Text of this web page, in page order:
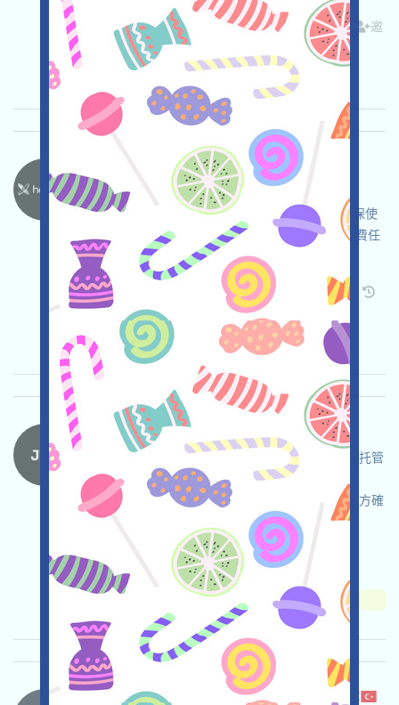
关联:需申请 Twitter ETH/ERC/EVM Mail
邀
收录时间: 2026/05/15
重要程度:
★★★3.0 查阅详情
Heyaura-Pts 语言：
Heyaura正在進行積分活動，這是一個
Web3AIAssistant項目，請自行儘調，自負並確保使
用安全，打开活动页面，链接钱包，完成各项免費任
务，邀请获得更多！
关联: Twitter ETH/ERC/EVM
邀请
收录时间: 2026/05/15
重要程度: ★★☆ 2.9 查阅详情
JTX-Waitlist 语言：
JTX正在進行Waitlist活動，這是一個Solana的自托管
交易平臺，自行儘調，確保並自負安全，加入
Waitlist，邀请获得更多機會，具體機制還需等官方確
認！
需申请 Mail 邀请
收录时间:
2026/05/15
★★☆2.7 查阅详情
Changenow-CexBridge 语言：